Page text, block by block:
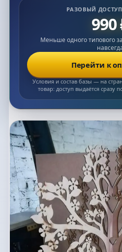
РАЗОВЫЙ
990
Меньше одного типового
Перейти к
Условия и состав базы — на
товар: доступ выдаётся сразу
Список макетов